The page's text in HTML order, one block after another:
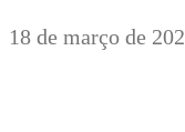
18 de março de